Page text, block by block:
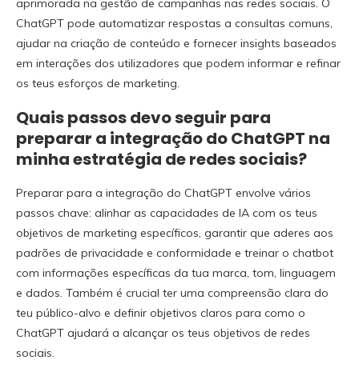
aprimorada na gestão de campanhas nas redes sociais. O
ChatGPT pode automatizar respostas a consultas comuns,
ajudar na criação de conteúdo e fornecer insights baseados
em interações dos utilizadores que podem informar e refinar
os teus esforços de marketing.
Quais passos devo seguir para
preparar a integração do ChatGPT na
minha estratégia de redes sociais?
Preparar para a integração do ChatGPT envolve vários
passos chave: alinhar as capacidades de IA com os teus
objetivos de marketing específicos, garantir que aderes aos
padrões de privacidade e conformidade e treinar o chatbot
com informações específicas da tua marca, tom, linguagem
e dados. Também é crucial ter uma compreensão clara do
teu público-alvo e definir objetivos claros para como o
ChatGPT ajudará a alcançar os teus objetivos de redes
sociais.